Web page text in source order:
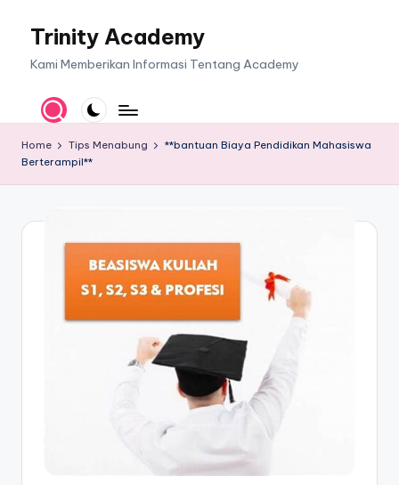
Trinity Academy
Kami Memberikan Informasi Tentang Academy
Home Tips Menabung
**bantuan Biaya Pendidikan Mahasiswa
Berterampil**